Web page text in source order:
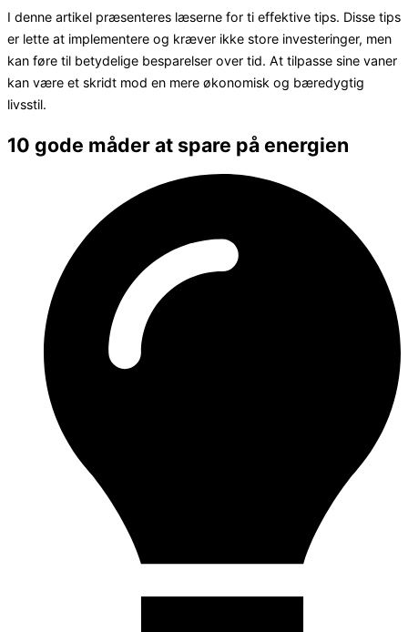
I denne artikel præsenteres læserne for ti effektive tips. Disse tips
er lette at implementere og kræver ikke store investeringer, men
kan føre til betydelige besparelser over tid. At tilpasse sine vaner
kan være et skridt mod en mere økonomisk og bæredygtig
livsstil.
10 gode måder at spare på energien